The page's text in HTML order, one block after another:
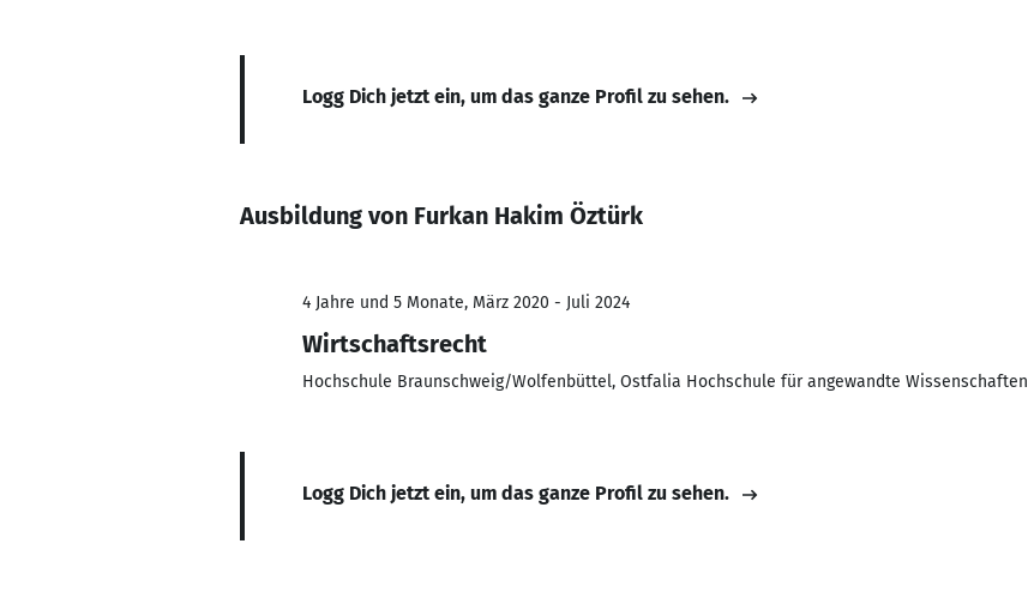
Logg Dich jetzt ein, um das ganze Profil zu sehen.
Ausbildung von Furkan Hakim Öztürk
4 Jahre und 5 Monate, März 2020 - Juli 2024
Wirtschaftsrecht
Hochschule Braunschweig/Wolfenbüttel, Ostfalia Hochschule für angewandte Wissenschaften
Logg Dich jetzt ein, um das ganze Profil zu sehen.